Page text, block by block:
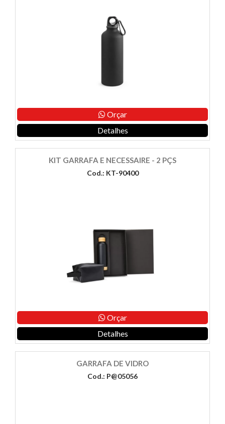
Orçar
Detalhes
KIT GARRAFA E NECESSAIRE - 2 PÇS
Cod.: KT-90400
Orçar
Detalhes
GARRAFA DE VIDRO
Cod.: P@05056